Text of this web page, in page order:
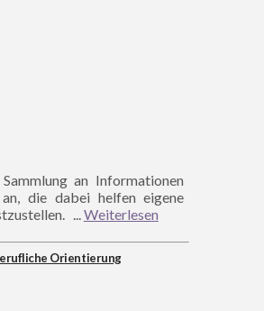
an Informationen
an, die dabei helfen eigene
...Weiterlesen
Orientierung